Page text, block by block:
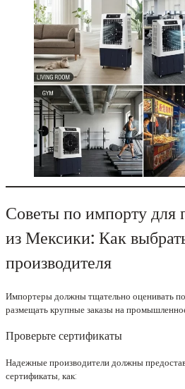
Советы по импорту для
из Мексики: Как
производителя
Импортеры должны тщательно оценивать
размещать крупные заказы на
Проверьте сертификаты
Надежные производители должны
сертификаты, как: